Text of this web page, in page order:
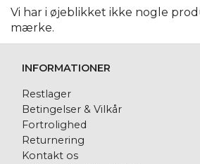
Vi har i øjeblikket ikke nogle
mærke.
INFORMATIONER
Restlager
Betingelser & Vilkår
Fortrolighed
Returnering
Kontakt os